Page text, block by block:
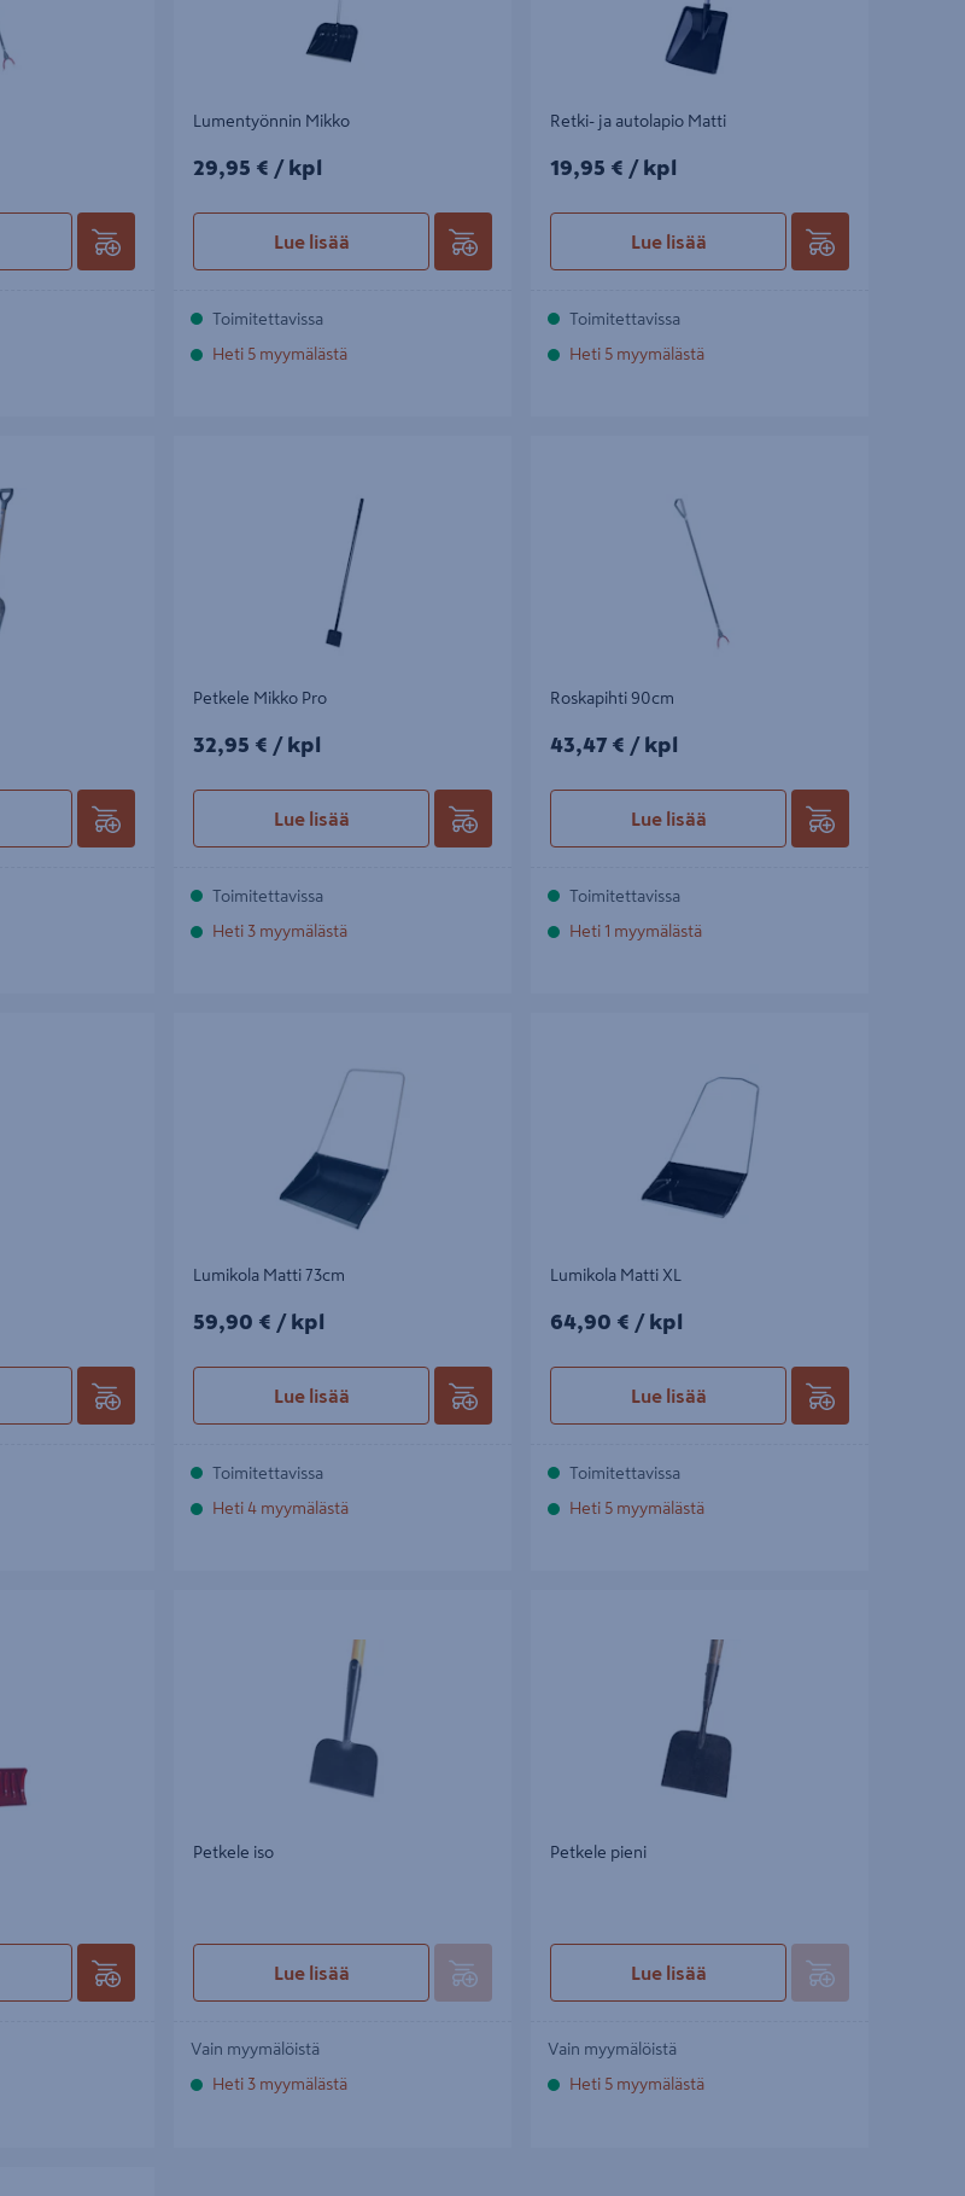
Lumentyönnin Mikko
29,95€/kpl
29,95 € / kpl
Lue lisää
Toimitettavissa
Heti 5 myymälästä
Retki- ja autolapio Matti
19,95€/kpl
19,95 € / kpl
Lue lisää
Toimitettavissa
Heti 5 myymälästä
Petkele Mikko Pro
32,95€/kpl
32,95 € / kpl
Lue lisää
Toimitettavissa
Heti 3 myymälästä
Roskapihti 90cm
43,47€/kpl
43,47 € / kpl
Lue lisää
Toimitettavissa
Heti 1 myymälästä
Lumikola Matti 73cm
59,90€/kpl
59,90 € / kpl
Lue lisää
Toimitettavissa
Heti 4 myymälästä
Lumikola Matti XL
64,90€/kpl
64,90 € / kpl
Lue lisää
Toimitettavissa
Heti 5 myymälästä
Petkele iso
Lue lisää
Vain myymälöistä
Heti 3 myymälästä
Petkele pieni
Lue lisää
Vain myymälöistä
Heti 5 myymälästä